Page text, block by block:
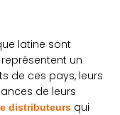
latine sont
un
de ces pays, leurs
de leurs
distributeurs qui